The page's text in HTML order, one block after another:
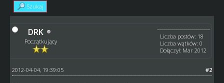
Szukaj
DRK
Początkujący
Liczba postów: 18
Liczba wątków: 0
Dołączył: Mar 2012
#2
2012-04-04, 19:39:05